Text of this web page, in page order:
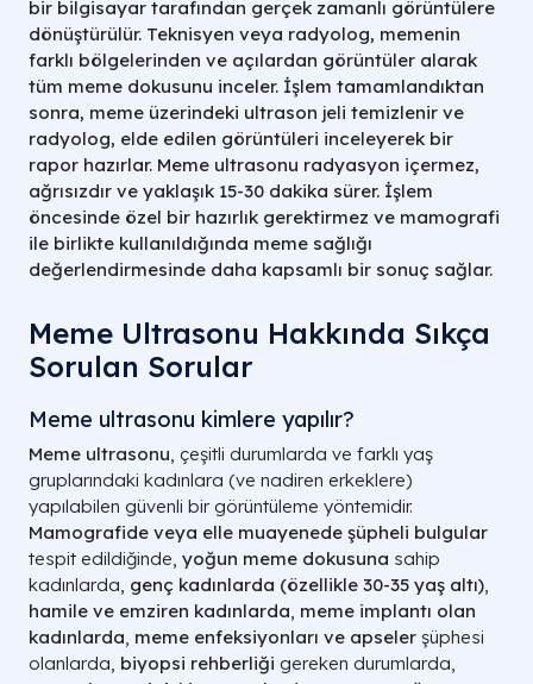
bir bilgisayar tarafından gerçek zamanlı görüntülere
dönüştürülür. Teknisyen veya radyolog, memenin
farklı bölgelerinden ve açılardan görüntüler alarak
tüm meme dokusunu inceler. İşlem tamamlandıktan
sonra, meme üzerindeki ultrason jeli temizlenir ve
radyolog, elde edilen görüntüleri inceleyerek bir
rapor hazırlar. Meme ultrasonu radyasyon içermez,
ağrısızdır ve yaklaşık 15-30 dakika sürer. İşlem
öncesinde özel bir hazırlık gerektirmez ve mamografi
ile birlikte kullanıldığında meme sağlığı
değerlendirmesinde daha kapsamlı bir sonuç sağlar.
Meme Ultrasonu Hakkında Sıkça
Sorulan Sorular
Meme ultrasonu kimlere yapılır?
Meme ultrasonu, çeşitli durumlarda ve farklı yaş
gruplarındaki kadınlara (ve nadiren erkeklere)
yapılabilen güvenli bir görüntüleme yöntemidir.
Mamografide veya elle muayenede şüpheli bulgular
tespit edildiğinde, yoğun meme dokusuna sahip
kadınlarda, genç kadınlarda (özellikle 30-35 yaş altı),
hamile ve emziren kadınlarda, meme implantı olan
kadınlarda, meme enfeksiyonları ve apseler şüphesi
olanlarda, biyopsi rehberliği gereken durumlarda,